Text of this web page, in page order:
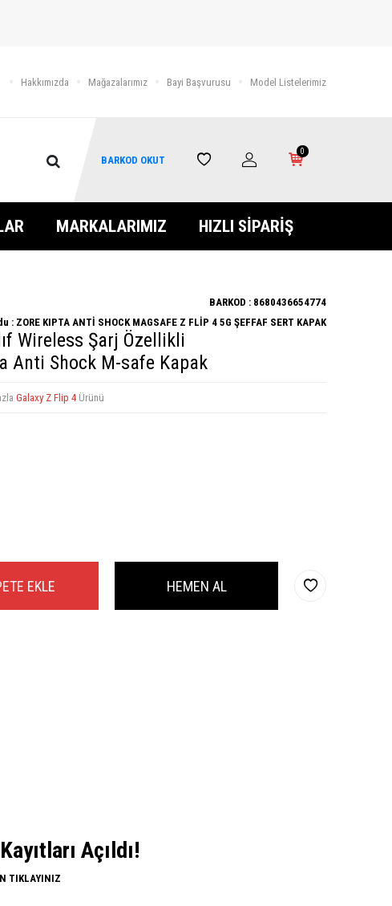
Hakkımızda Mağazalarımız Bayi Başvurusu Model Listelerimiz
BARKOD OKUT
0
MARKALARIMIZ HIZLI SİPARİŞ
BARKOD : 8680436654774
: ZORE KIPTA ANTİ SHOCK MAGSAFE Z FLİP 4 5G ŞEFFAF SERT KAPAK
Wireless Şarj Özellikli
Anti Shock M-safe Kapak
Galaxy Z Flip 4 Ürünü
EKLE HEMEN AL
Açıldı!
TIKLAYINIZ